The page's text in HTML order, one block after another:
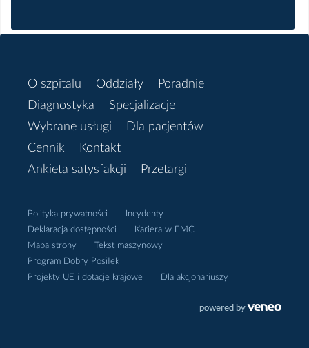
O szpitalu Oddziały
Poradnie
Diagnostyka
Specjalizacje
Wybrane usługi
Dla pacjentów
Cennik
Kontakt
Ankieta satysfakcji
Przetargi
Polityka prywatności
Incydenty
Deklaracja dostępności
Kariera w EMC
Mapa strony
Tekst maszynowy
Program Dobry Posiłek
Projekty UE i dotacje krajowe
Dla akcjonariuszy